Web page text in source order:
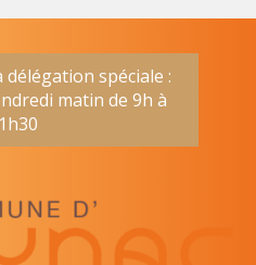
délégation spéciale :
matin de 9h à